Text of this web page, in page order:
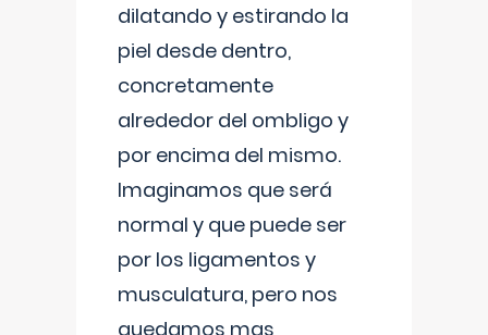
dilatando y estirando la
piel desde dentro,
concretamente
alrededor del ombligo y
por encima del mismo.
Imaginamos que será
normal y que puede ser
por los ligamentos y
musculatura, pero nos
quedamos mas